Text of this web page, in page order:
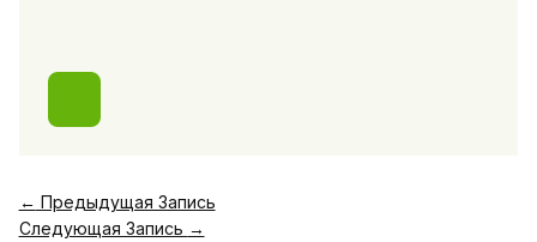
← Предыдущая Запись
Следующая Запись →